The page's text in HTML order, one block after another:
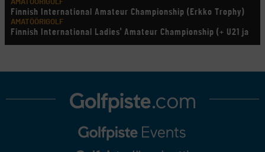
AMATÖÖRIGOLF
Finnish International Amateur Championship (Erkko Trophy)
AMATÖÖRIGOLF
Finnish International Ladies' Amateur Championship (+ U21 ja
U18/FJT/Aulanko)
LEGENDS TOUR
U.S. Women's Amateur Championship
English Boys' (U14) Open Amateur Stroke Play Championship
Eeli Krankka, Lionel Mutikainen